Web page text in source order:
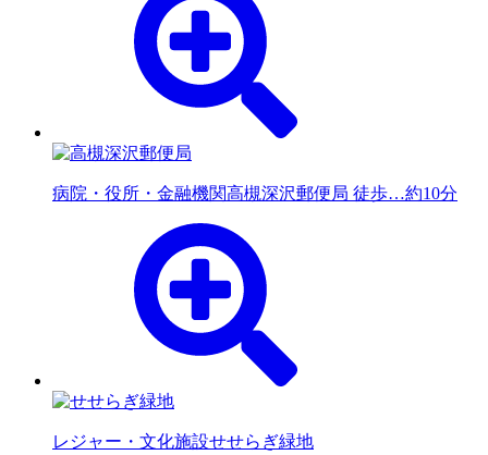
病院・役所・金融機関高槻深沢郵便局 徒歩…約10分
レジャー・文化施設せせらぎ緑地